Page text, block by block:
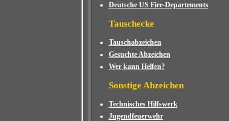
Deutsche US Fire-Departements
Tauschecke
Tauschabzeichen
Gesuchte Abzeichen
Wer kann Helfen?
Sonstige Abzeichen
Technisches Hilfswerk
Jugendfeuerwehr